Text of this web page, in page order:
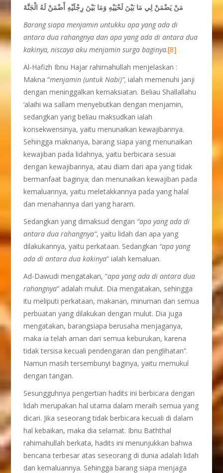
مَنْ يَضْمَنْ لِي مَا بَيْنَ لَحْيَيْهِ وَمَا بَيْنَ رِجْلَيْهِ أَضْمَنْ لَهُ الْجَنَّةَ
Barang siapa menjamin untukku apa yang ada di
antara dua rahangnya dan apa yang ada di antara dua
kakinya, niscaya aku menjamin surga baginya.[8]
Al-Hafizh Ibnu Hajar rahimahullah menjelaskan :
Makna “menjamin (untuk Nabi)”, ialah memenuhi janji
dengan meninggalkan kemaksiatan. Beliau Shallallahu
‘alaihi wa sallam menyebutkan dengan menjamin,
sedangkan yang beliau maksudkan ialah
konsekwensinya, yaitu menunaikan kewajibannya.
Sehingga maknanya, barang siapa yang menunaikan
kewajiban pada lidahnya, yaitu berbicara sesuai
dengan kewajibannya, atau diam dari apa yang tidak
bermanfaat baginya; dan menunaikan kewajiban pada
kemaluannya, yaitu meletakkannya pada yang halal
dan menahannya dari yang haram.
Sedangkan yang dimaksud dengan “apa yang ada di
antara dua rahangnya”, yaitu lidah dan apa yang
dilakukannya, yaitu perkataan. Sedangkan “apa yang
ada di antara dua kakinya” ialah kemaluan.
Ad-Dawudi mengatakan, “apa yang ada di antara dua
rahangnya” adalah mulut. Dia mengatakan, sehingga
itu meliputi perkataan, makanan, minuman dan semua
perbuatan yang dilakukan dengan mulut. Dia juga
mengatakan, barangsiapa berusaha menjaganya,
maka ia telah aman dari semua keburukan, karena
tidak tersisa kecuali pendengaran dan penglihatan”.
Namun masih tersembunyi baginya, yaitu memukul
dengan tangan.
Sesungguhnya pengertian hadits ini berbicara dengan
lidah merupakan hal utama dalam meraih semua yang
dicari. Jika seseorang tidak berbicara kecuali di dalam
hal kebaikan, maka dia selamat. Ibnu Baththal
rahimahullah berkata, hadits ini menunjukkan bahwa
bencana terbesar atas seseorang di dunia adalah lidah
dan kemaluannya. Sehingga barang siapa menjaga